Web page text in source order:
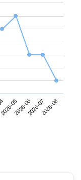
2026-052026-062026-072026-08